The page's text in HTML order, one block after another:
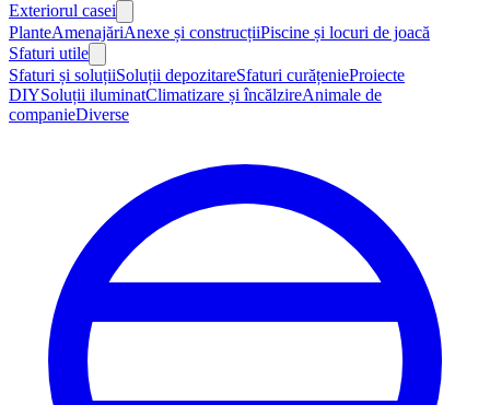
Exteriorul casei
PlanteAmenajăriAnexe și construcțiiPiscine și locuri de joacă
Sfaturi utile
Sfaturi și soluțiiSoluții depozitareSfaturi curățenieProiecte
DIYSoluții iluminatClimatizare și încălzireAnimale de
companieDiverse